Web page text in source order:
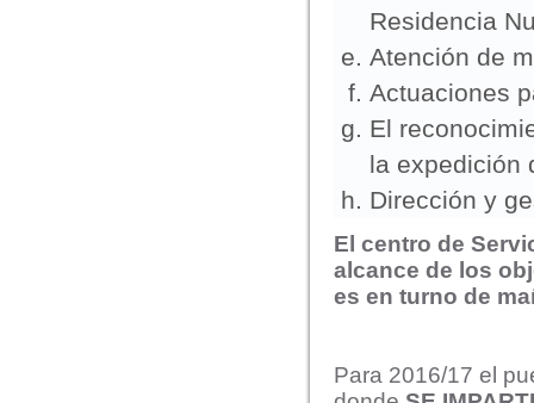
Residencia
Atención de
Actuaciones
El
la expedición
Dirección y
El centro de
alcance de los
es en turno de
Para 2016/17 el